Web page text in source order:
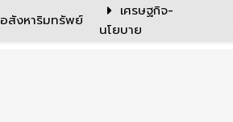
อสังหาริมทรัพย์
เศรษฐกิจ-
นโยบาย